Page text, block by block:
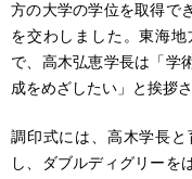
方の大学の学位を取得で
を交わしました。東海
で、高木弘恵学長は「学
成をめざしたい」と挨拶さ
調印式には、高木学長
し、ダブルディグリーを